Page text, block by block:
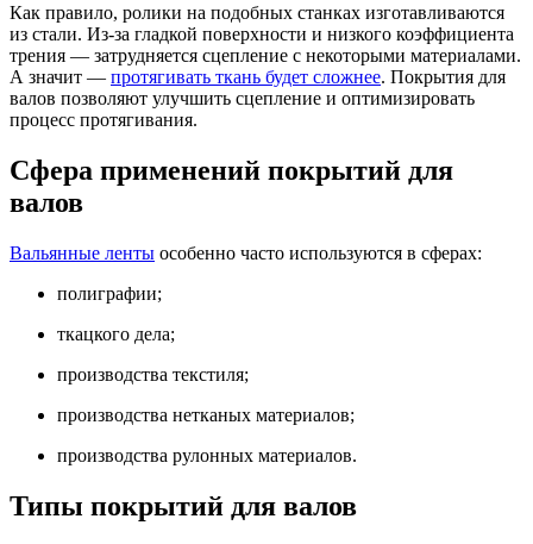
Как правило, ролики на подобных станках изготавливаются
из стали. Из-за гладкой поверхности и низкого коэффициента
трения — затрудняется сцепление с некоторыми материалами.
А значит — протягивать ткань будет сложнее. Покрытия для
валов позволяют улучшить сцепление и оптимизировать
процесс протягивания.
Сфера применений покрытий для
валов
Вальянные ленты особенно часто используются в сферах:
полиграфии;
ткацкого дела;
производства текстиля;
производства нетканых материалов;
производства рулонных материалов.
Типы покрытий для валов